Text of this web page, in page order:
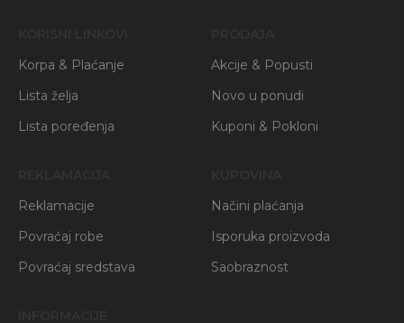
Korpa & Plaćanje
Lista želja
Lista poređenja
Akcije & Popusti
Novo u ponudi
Kuponi & Pokloni
Reklamacije
Povraćaj robe
Povraćaj sredstava
Načini plaćanja
Isporuka proizvoda
Saobraznost